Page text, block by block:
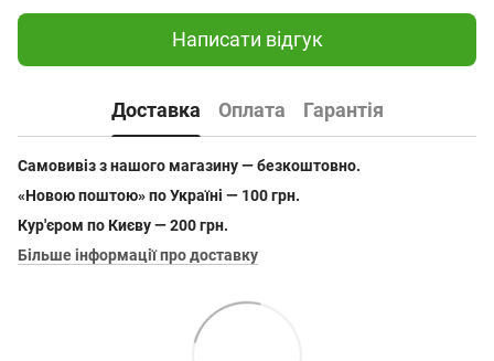
Написати відгук
Доставка Оплата Гарантія
Самовивіз з нашого магазину — безкоштовно.
«Новою поштою» по Україні — 100 грн.
Кур'єром по Києву — 200 грн.
Більше інформації про доставку